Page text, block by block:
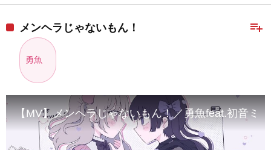
playlist_add
メンヘラじゃないもん！
勇魚
【MV】メンヘラじゃないもん！／勇魚feat.初音ミ